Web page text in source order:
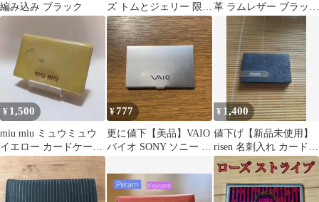
編み込み ブラック
ズ トムとジェリー 限定
タリーズカード＆カー
ドケースセット
革 ラムレザー ブラック
編み込み 薄型 黒 レザ
¥ 1,500
miu miu ミュウミュウ
イエロー カードケース
名刺入れ レディース
¥777
更に値下【美品】VAIO
バイオ SONY ソニー ア
¥ 1,400
値下げ【新品未使用】
risen 名刺入れ カードケ
ース マグネット式 箱付
き 黒